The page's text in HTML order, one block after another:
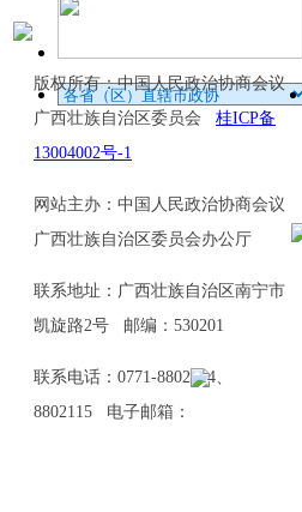
版权所有：中国人民政治协商会议
广西壮族自治区委员会 桂ICP备
13004002号-1
网站主办：中国人民政治协商会议
广西壮族自治区委员会办公厅
联系地址：广西壮族自治区南宁市
凯旋路2号 邮编：530201
联系电话：0771-8802114、
8802115 电子邮箱：